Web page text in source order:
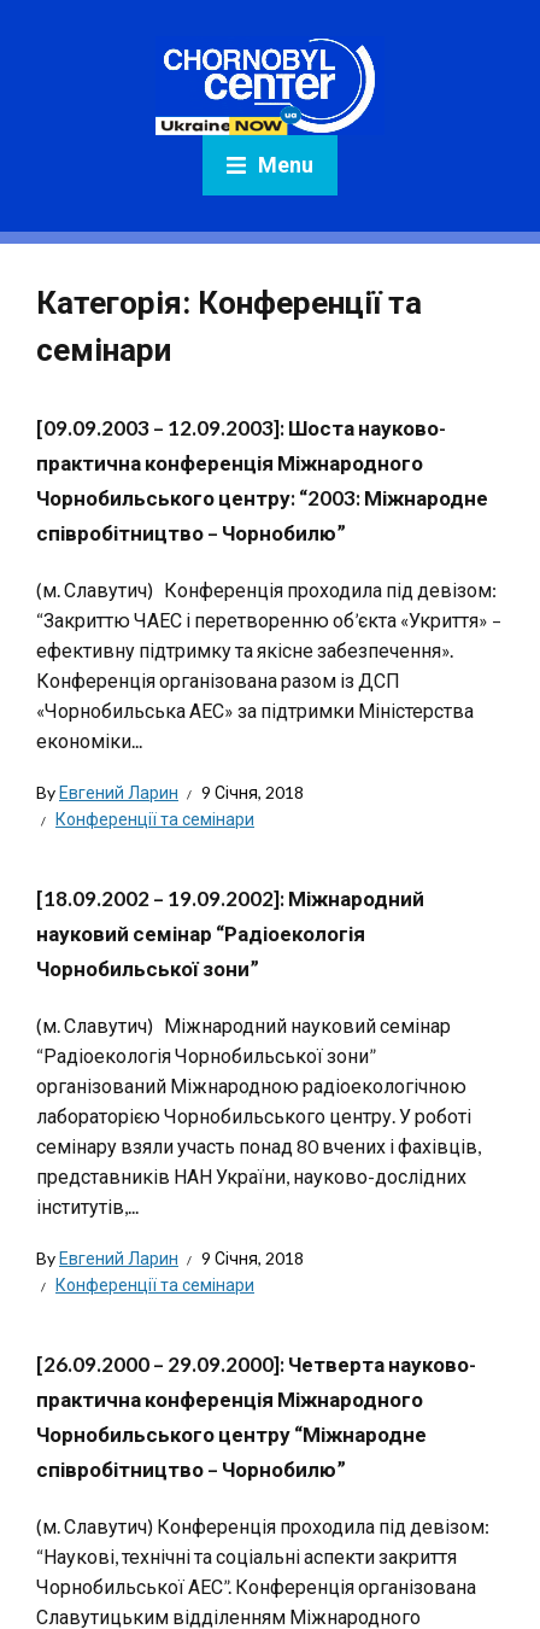
Menu
Категорія: Конференції та
семінари
[09.09.2003 – 12.09.2003]: Шоста науково-
практична конференція Міжнародного
Чорнобильського центру: “2003: Міжнародне
співробітництво – Чорнобилю”
(м. Славутич) Конференція проходила під девізом:
“Закриттю ЧАЕС і перетворенню об’єкта «Укриття» –
ефективну підтримку та якісне забезпечення».
Конференція організована разом із ДСП
«Чорнобильська АЕС» за підтримки Міністерства
економіки...
ByЕвгений Ларин
9 Січня, 2018
Конференції та семінари
[18.09.2002 – 19.09.2002]: Міжнародний
науковий семінар “Радіоекологія
Чорнобильської зони”
(м. Славутич) Міжнародний науковий семінар
“Радіоекологія Чорнобильської зони”
організований Міжнародною радіоекологічною
лабораторією Чорнобильського центру. У роботі
семінару взяли участь понад 80 вчених і фахівців,
представників НАН України, науково-дослідних
інститутів,...
ByЕвгений Ларин
9 Січня, 2018
Конференції та семінари
[26.09.2000 – 29.09.2000]: Четверта науково-
практична конференція Міжнародного
Чорнобильського центру “Міжнародне
співробітництво – Чорнобилю”
(м. Славутич) Конференція проходила під девізом:
“Наукові, технічні та соціальні аспекти закриття
Чорнобильської АЕС”. Конференція організована
Славутицьким відділенням Міжнародного